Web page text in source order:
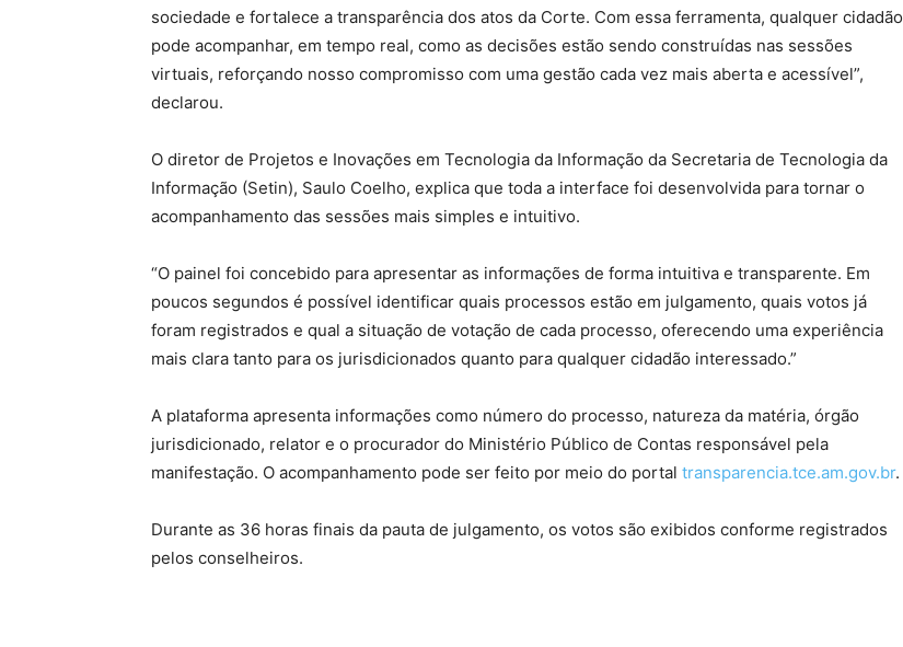
sociedade e fortalece a transparência dos atos da Corte. Com essa ferramenta, qualquer cidadão
pode acompanhar, em tempo real, como as decisões estão sendo construídas nas sessões
virtuais, reforçando nosso compromisso com uma gestão cada vez mais aberta e acessível”,
declarou.
O diretor de Projetos e Inovações em Tecnologia da Informação da Secretaria de Tecnologia da
Informação (Setin), Saulo Coelho, explica que toda a interface foi desenvolvida para tornar o
acompanhamento das sessões mais simples e intuitivo.
“O painel foi concebido para apresentar as informações de forma intuitiva e transparente. Em
poucos segundos é possível identificar quais processos estão em julgamento, quais votos já
foram registrados e qual a situação de votação de cada processo, oferecendo uma experiência
mais clara tanto para os jurisdicionados quanto para qualquer cidadão interessado.”
A plataforma apresenta informações como número do processo, natureza da matéria, órgão
jurisdicionado, relator e o procurador do Ministério Público de Contas responsável pela
manifestação. O acompanhamento pode ser feito por meio do portal transparencia.tce.am.gov.br.
Durante as 36 horas finais da pauta de julgamento, os votos são exibidos conforme registrados
pelos conselheiros.